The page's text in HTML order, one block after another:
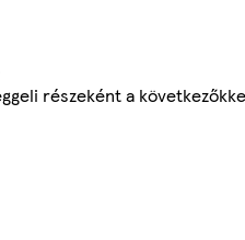
részeként a